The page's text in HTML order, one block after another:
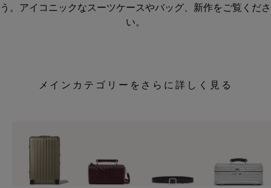
う。アイコニックなスーツケースやバッグ、新作をご覧くださ
い。
メインカテゴリーをさらに詳しく見る